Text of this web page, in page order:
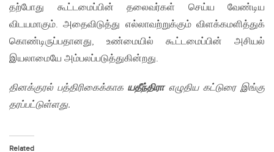
தற்போது கூட்டமைப்பின் தலைவர்கள் செய்ய வேண்டிய
விடயமாகும். அதைவிடுத்து எல்லாவற்றுக்கும் விளக்கமளித்துக்
கொண்டிருப்பதானது, உண்மையில் கூட்டமைப்பின் அசியல்
இயலாமையே அம்பலப்படுத்துகின்றது.
தினக்குரல் பத்திரிகைக்காகயதீந்திராஎழுதிய கட்டுரை இங்கு
தரப்பட்டுள்ளது.
Related